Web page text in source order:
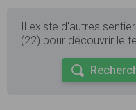
Il existe d'autres
(22) pour découvrir le